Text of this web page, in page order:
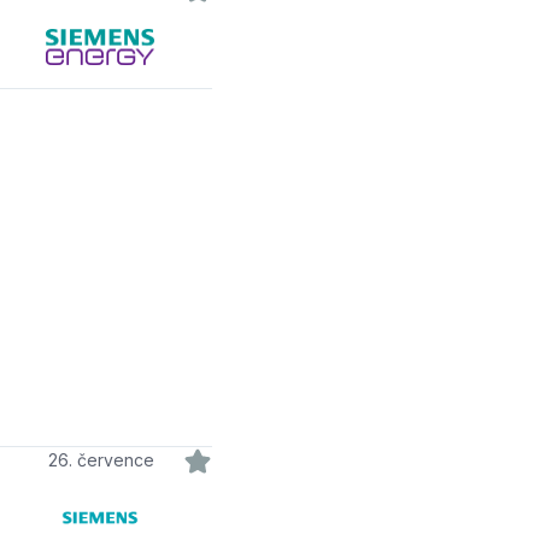
26. července